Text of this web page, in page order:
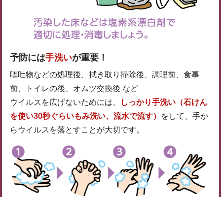
予防には手洗いが重要！
嘔吐物などの処理後、拭き取り掃除後、調理前、食事
前、トイレの後、オムツ交換後 など
ウイルスを広げないためには、
しっかり手洗い（石けん
を使い30秒ぐらいもみ洗い、流水で流す）
をして、手か
らウイルスを落とすことが大切です。